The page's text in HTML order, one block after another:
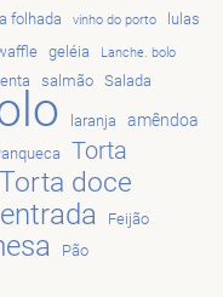
folhada vinho do porto
lulas
geléia
Lanche. bolo
salmão Salada
laranja
amêndoa
Torta
Torta doce
entrada Feijão
Pão